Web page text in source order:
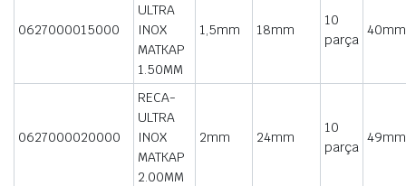
0627000015000
ULTRA
INOX
MATKAP
1.50MM
1,5mm 18mm
10
parça
40mm
0627000020000
RECA-
ULTRA
INOX
MATKAP
2.00MM
2mm 24mm
10
parça
49mm